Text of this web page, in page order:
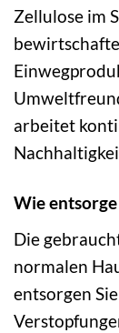
Zellulose im
arbeitet
Wie
Die
normalen
entsorgen